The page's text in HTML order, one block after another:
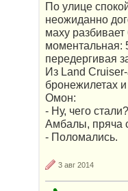
По улице
неожиданно
маху
моментальная:
передергивая
Из Land
бронежилетах
Омон:
- Ну, чего стали?
Амбалы, пряча
- Поломались.
3 авг 2014